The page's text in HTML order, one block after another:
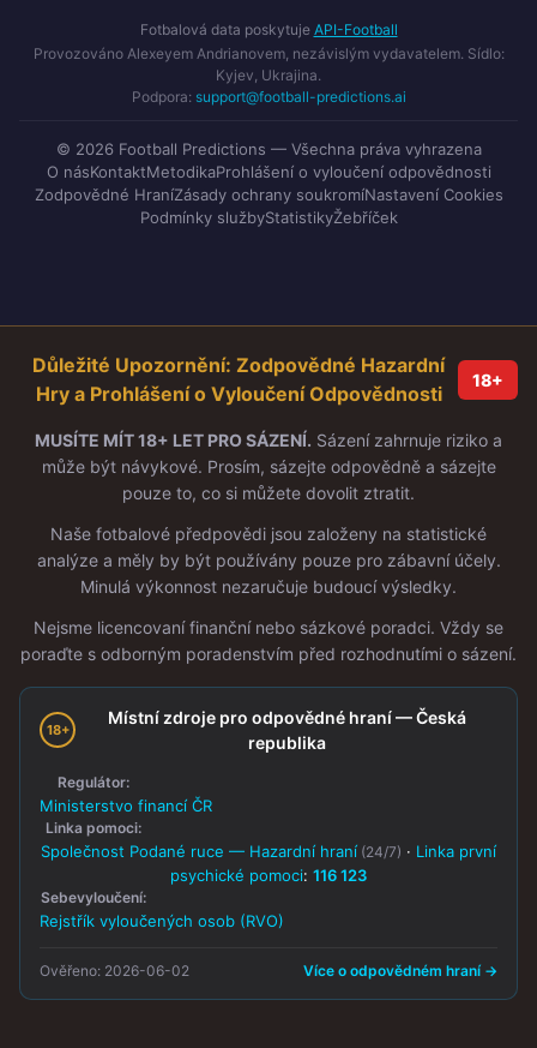
Fotbalová data poskytuje API-Football
Provozováno Alexeyem Andrianovem, nezávislým vydavatelem. Sídlo:
Kyjev, Ukrajina.
Podpora: support@football-predictions.ai
© 2026 Football Predictions — Všechna práva vyhrazena
O násKontaktMetodikaProhlášení o vyloučení odpovědnosti
Zodpovědné HraníZásady ochrany soukromíNastavení Cookies
Podmínky službyStatistikyŽebříček
Důležité Upozornění: Zodpovědné Hazardní
Hry a Prohlášení o Vyloučení Odpovědnosti
18+
MUSÍTE MÍT 18+ LET PRO SÁZENÍ. Sázení zahrnuje riziko a
může být návykové. Prosím, sázejte odpovědně a sázejte
pouze to, co si můžete dovolit ztratit.
Naše fotbalové předpovědi jsou založeny na statistické
analýze a měly by být používány pouze pro zábavní účely.
Minulá výkonnost nezaručuje budoucí výsledky.
Nejsme licencovaní finanční nebo sázkové poradci. Vždy se
poraďte s odborným poradenstvím před rozhodnutími o sázení.
18+
Místní zdroje pro odpovědné hraní — Česká
republika
Regulátor:
Ministerstvo financí ČR
Linka pomoci:
Společnost Podané ruce — Hazardní hraní (24/7) · Linka první
psychické pomoci: 116 123
Sebevyloučení:
Rejstřík vyloučených osob (RVO)
Ověřeno: 2026-06-02 Více o odpovědném hraní →